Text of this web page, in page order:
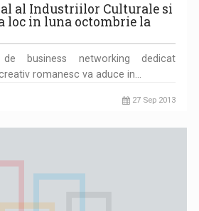
al Industriilor Culturale si
loc in luna octombrie la
business networking dedicat
romanesc va aduce in…
27 Sep 2013